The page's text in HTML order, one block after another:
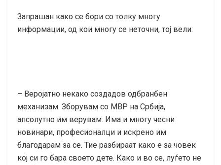
Запрашан како се бори со толку многу
информации, од кои многу се неточни, тој вели:
– Веројатно некако создадов одбранбен
механизам. Зборувам со МВР на Србија,
апсолутно им верувам. Има и многу чесни
новинари, професионалци и искрено им
благодарам за се. Тие разбираат како е за човек
кој си го бара своето дете. Како и во се, луѓето не